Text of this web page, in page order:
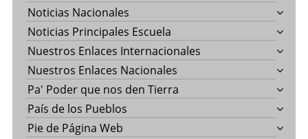
Noticias Nacionales
Noticias Principales Escuela
Nuestros Enlaces Internacionales
Nuestros Enlaces Nacionales
Pa' Poder que nos den Tierra
País de los Pueblos
Pie de Página Web